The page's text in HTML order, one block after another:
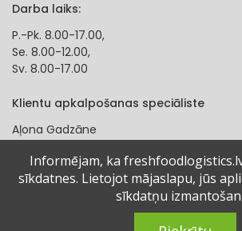
Darba laiks:
P.-Pk. 8.00-17.00,
Se. 8.00-12.00,
Sv. 8.00-17.00
Klientu apkalpošanas speciāliste
Aļona Gadzāne
e-pasts:
© 2024 Fresh Food Logistics SIA. Visas
Informējam, ka
sīkdatnes. Lietojot mājaslapu, jūs
sīkdatņu